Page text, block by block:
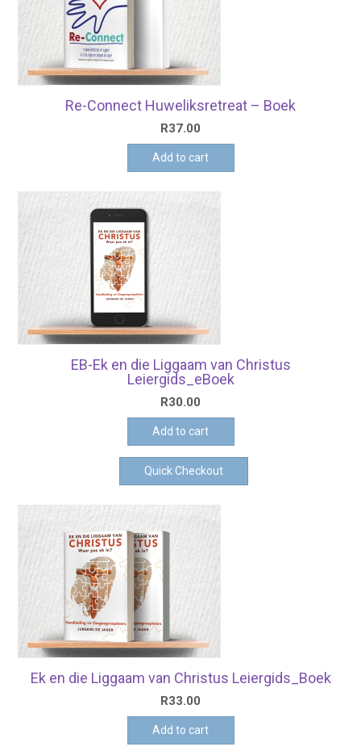
Re-Connect Huweliksretreat – Boek
R37.00
Add to cart
EB-Ek en die Liggaam van Christus
Leiergids_eBoek
R30.00
Add to cart
Quick Checkout
Ek en die Liggaam van Christus Leiergids_Boek
R33.00
Add to cart